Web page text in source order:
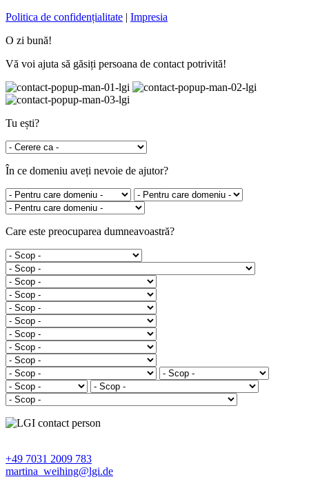
Politica de confidențialitate | Impresia
O zi bună!
Vă voi ajuta să găsiți persoana de contact potrivită!
Tu ești?
În ce domeniu aveți nevoie de ajutor?
Care este preocuparea dumneavoastră?
+49 7031 2009 783
martina_weihing@lgi.de